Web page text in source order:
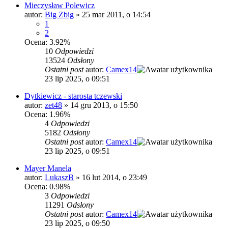
Mieczysław Polewicz
autor: Big Zbig » 25 mar 2011, o 14:54
1
2
Ocena: 3.92%
10 Odpowiedzi
13524 Odsłony
Ostatni postautor: Camex14
23 lip 2025, o 09:51
Dytkiewicz - starosta tczewski
autor: zet48 » 14 gru 2013, o 15:50
Ocena: 1.96%
4 Odpowiedzi
5182 Odsłony
Ostatni postautor: Camex14
23 lip 2025, o 09:51
Mayer Manela
autor: LukaszB » 16 lut 2014, o 23:49
Ocena: 0.98%
3 Odpowiedzi
11291 Odsłony
Ostatni postautor: Camex14
23 lip 2025, o 09:50